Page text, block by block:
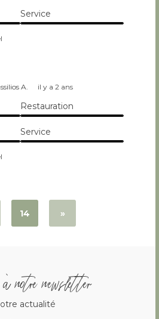
Service
A. il y a 2 ans
Restauration
Service
14 »
notre newsletter
actualité